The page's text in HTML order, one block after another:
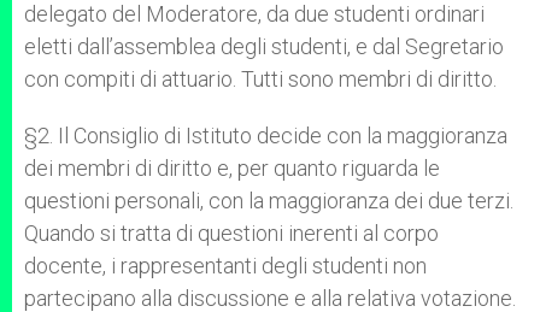
delegato del Moderatore, da due studenti ordinari
eletti dall’assemblea degli studenti, e dal Segretario
con compiti di attuario. Tutti sono membri di diritto.
§2. Il Consiglio di Istituto decide con la maggioranza
dei membri di diritto e, per quanto riguarda le
questioni personali, con la maggioranza dei due terzi.
Quando si tratta di questioni inerenti al corpo
docente, i rappresentanti degli studenti non
partecipano alla discussione e alla relativa votazione.